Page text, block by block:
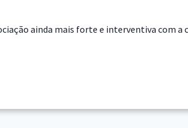
ainda mais forte e interventiva com